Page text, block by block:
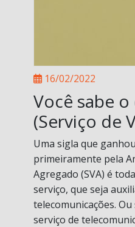
16/02/2022
Você sabe o
(Serviço de
Uma sigla que
primeiramente pela
Agregado (SVA) é
serviço, que seja
telecomunicações.
serviço de